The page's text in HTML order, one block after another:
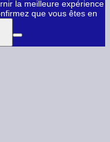
la meilleure expérience
que vous êtes en